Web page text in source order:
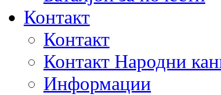
Контакт
Контакт
Контакт Народни
Информации